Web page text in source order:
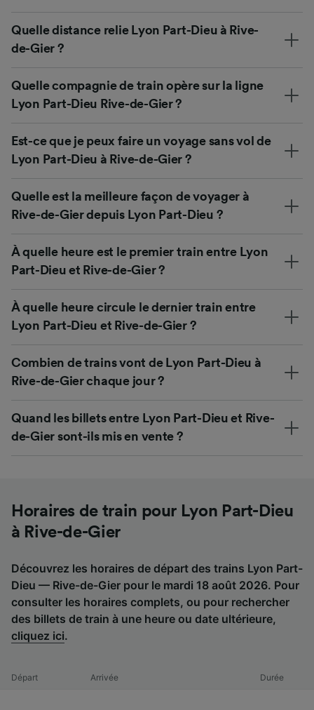
Quelle distance relie Lyon Part-Dieu à Rive-
de-Gier ?
Quelle compagnie de train opère sur la ligne
Lyon Part-Dieu Rive-de-Gier ?
Est-ce que je peux faire un voyage sans vol de
Lyon Part-Dieu à Rive-de-Gier ?
Quelle est la meilleure façon de voyager à
Rive-de-Gier depuis Lyon Part-Dieu ?
À quelle heure est le premier train entre Lyon
Part-Dieu et Rive-de-Gier ?
À quelle heure circule le dernier train entre
Lyon Part-Dieu et Rive-de-Gier ?
Combien de trains vont de Lyon Part-Dieu à
Rive-de-Gier chaque jour ?
Quand les billets entre Lyon Part-Dieu et Rive-
de-Gier sont-ils mis en vente ?
Horaires de train pour Lyon Part-Dieu
à Rive-de-Gier
Découvrez les horaires de départ des trains Lyon Part-
Dieu — Rive-de-Gier pour le mardi 18 août 2026. Pour
consulter les horaires complets, ou pour rechercher
des billets de train à une heure ou date ultérieure,
cliquez ici.
Départ Arrivée Durée